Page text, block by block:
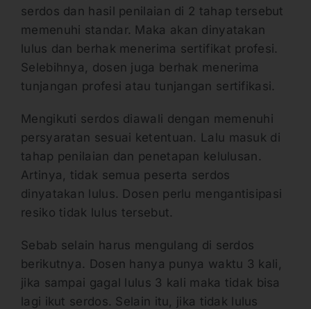
serdos dan hasil penilaian di 2 tahap tersebut
memenuhi standar. Maka akan dinyatakan
lulus dan berhak menerima sertifikat profesi.
Selebihnya, dosen juga berhak menerima
tunjangan profesi atau tunjangan sertifikasi.
Mengikuti serdos diawali dengan memenuhi
persyaratan sesuai ketentuan. Lalu masuk di
tahap penilaian dan penetapan kelulusan.
Artinya, tidak semua peserta serdos
dinyatakan lulus. Dosen perlu mengantisipasi
resiko tidak lulus tersebut.
Sebab selain harus mengulang di serdos
berikutnya. Dosen hanya punya waktu 3 kali,
jika sampai gagal lulus 3 kali maka tidak bisa
lagi ikut serdos. Selain itu, jika tidak lulus